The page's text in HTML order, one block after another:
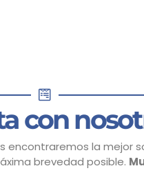
con
encontraremos la mejor
brevedad posible.